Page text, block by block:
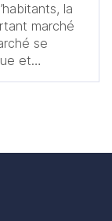
la
marché
se
et
l’année
la France,